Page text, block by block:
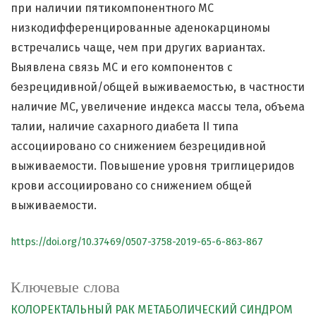
Ключевые слова
КОЛОРЕКТАЛЬНЫЙ РАК МЕТАБОЛИЧЕСКИЙ СИНДРОМ
при наличии пятикомпонентного МС
низкодифференцированные аденокарциномы
встречались чаще, чем при других вариантах.
Выявлена связь МС и его компонентов с
безрецидивной/общей выживаемостью, в частности
наличие МС, увеличение индекса массы тела, объема
талии, наличие сахарного диабета II типа
ассоциировано со снижением безрецидивной
выживаемости. Повышение уровня триглицеридов
крови ассоциировано со снижением общей
выживаемости.
https://doi.org/10.37469/0507-3758-2019-65-6-863-867